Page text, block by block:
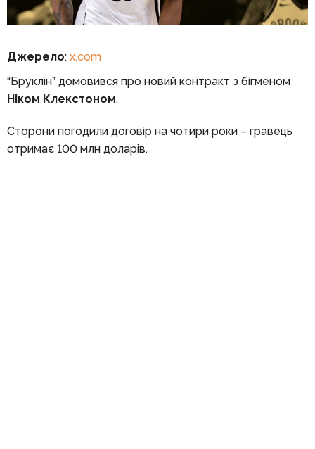
Джерело: x.com
“Бруклін” домовився про новий контракт з бігменом
Ніком Клекстоном.
Сторони погодили договір на чотири роки – гравець
отримає 100 млн доларів.